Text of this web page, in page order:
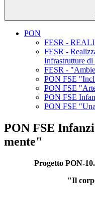
PON
FESR -
FESR -
Infrastrutture
FESR -
PON FSE
PON FSE
PON FSE
PON FSE
PON FSE
mente"
Progetto PON-
"Il